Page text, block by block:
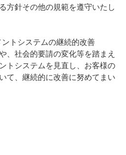
方針その他の規範を遵守いたし
トシステムの継続的改善
、社会的要請の変化等を踏まえ
トシステムを見直し、お客様の
て、継続的に改善に努めてまい